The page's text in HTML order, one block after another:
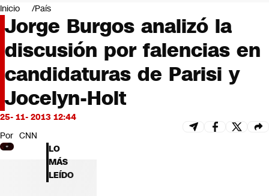
Negocios
Deportes
Programas completos
Cultura
Servicios
Bits
CNN tiempo
Futuro 360
Inicio País
Jorge Burgos analizó la
discusión por falencias en
candidaturas de Parisi y
Jocelyn-Holt
25- 11- 2013 12:44
Por CNN
LO
MÁS
LEÍDO